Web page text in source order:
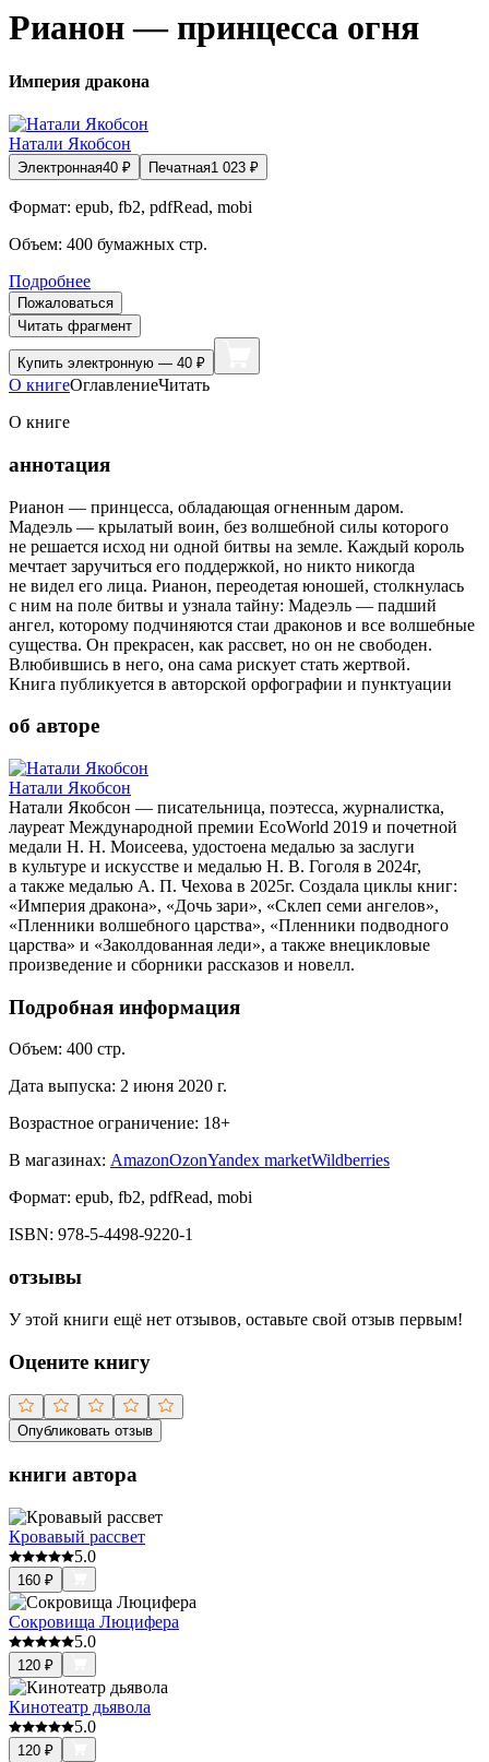
Рианон — принцесса огня
Империя дракона
Натали Якобсон
Электронная40 ₽ Печатная1 023 ₽
Формат: epub, fb2, pdfRead, mobi
Объем: 400 бумажных стр.
Подробнее
Пожаловаться
Читать фрагмент
Купить электронную — 40 ₽
О книгеОглавлениеЧитать
О книге
аннотация
Рианон — принцесса, обладающая огненным даром.
Мадеэль — крылатый воин, без волшебной силы которого
не решается исход ни одной битвы на земле. Каждый король
мечтает заручиться его поддержкой, но никто никогда
не видел его лица. Рианон, переодетая юношей, столкнулась
с ним на поле битвы и узнала тайну: Мадеэль — падший
ангел, которому подчиняются стаи драконов и все волшебные
существа. Он прекрасен, как рассвет, но он не свободен.
Влюбившись в него, она сама рискует стать жертвой.
Книга публикуется в авторской орфографии и пунктуации
об авторе
Натали Якобсон
Натали Якобсон — писательница, поэтесса, журналистка,
лауреат Международной премии EcoWorld 2019 и почетной
медали Н. Н. Моисеева, удостоена медалью за заслуги
в культуре и искусстве и медалью Н. В. Гоголя в 2024г,
а также медалью А. П. Чехова в 2025г. Создала циклы книг:
«Империя дракона», «Дочь зари», «Склеп семи ангелов»,
«Пленники волшебного царства», «Пленники подводного
царства» и «Заколдованная леди», а также внецикловые
произведение и сборники рассказов и новелл.
Подробная информация
Объем: 400 стр.
Дата выпуска: 2 июня 2020 г.
Возрастное ограничение: 18+
В магазинах: AmazonOzonYandex marketWildberries
Формат: epub, fb2, pdfRead, mobi
ISBN: 978-5-4498-9220-1
отзывы
У этой книги ещё нет отзывов, оставьте свой отзыв первым!
Оцените книгу
Опубликовать отзыв
книги автора
Кровавый рассвет
5.0
160 ₽
Сокровища Люцифера
5.0
120 ₽
Кинотеатр дьявола
5.0
120 ₽